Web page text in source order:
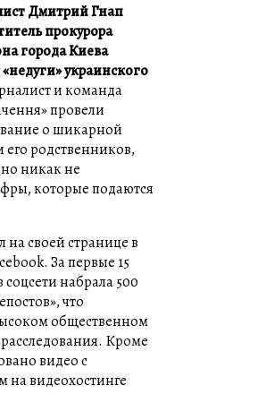
Дмитрий Гнап
прокурора
города Киева
украинского
и команда
» провели
о шикарной
родственников,
никак не
которые подаются
своей странице в
За первые 15
набрала 500
что
общественном
Кроме
видео с
видеохостинге